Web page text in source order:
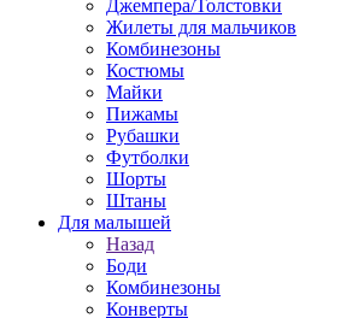
Джемпера/Толстовки
Жилеты для мальчиков
Комбинезоны
Костюмы
Майки
Пижамы
Рубашки
Футболки
Шорты
Штаны
Для малышей
Назад
Боди
Комбинезоны
Конверты